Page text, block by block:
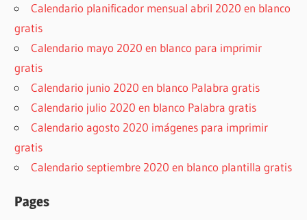
Calendario planificador mensual abril 2020 en blanco
gratis
Calendario mayo 2020 en blanco para imprimir
gratis
Calendario junio 2020 en blanco Palabra gratis
Calendario julio 2020 en blanco Palabra gratis
Calendario agosto 2020 imágenes para imprimir
gratis
Calendario septiembre 2020 en blanco plantilla gratis
Pages